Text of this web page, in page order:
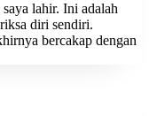
saya lahir. Ini adalah
diri sendiri.
bercakap dengan